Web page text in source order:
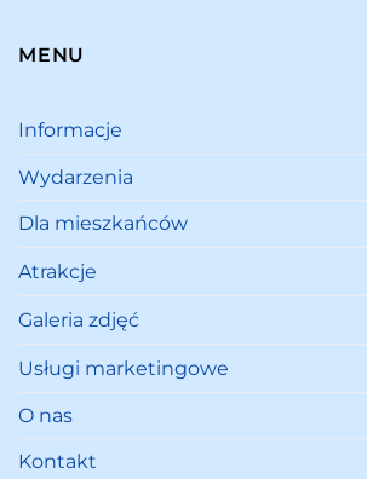
MENU
Informacje
Wydarzenia
Dla mieszkańców
Atrakcje
Galeria zdjęć
Usługi marketingowe
O nas
Kontakt